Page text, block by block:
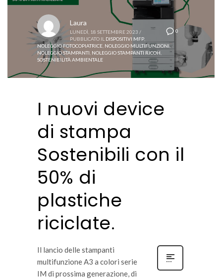
0
Laura
LUNEDÌ, 18 SETTEMBRE 2023 /
PUBBLICATO IL DISPOSITIVI MFP
NOLEGGIO FOTOCOPIATRICE NOLEGGIO MULTIFUNZIONI,
NOLEGGIO STAMPANTI NOLEGGIO STAMPANTI RICOH
SOSTENIBILITÀ AMBIENTALE
I nuovi device
di stampa
Sostenibili con il
50% di
plastiche
riciclate.
Il lancio delle stampanti
multifunzione A3 a colori serie
IM di prossima generazione, di